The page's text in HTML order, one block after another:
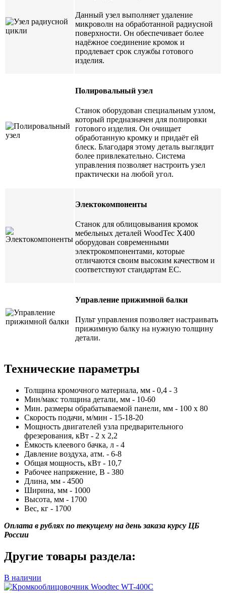
Данный узел выполняет удаление
микроволн на обработанной радиусной
поверхности. Он обеспечивает более
надёжное соединение кромок и
продлевает срок службы готового
изделия.
Полировальный узел
Станок оборудован специальным узлом,
который предназначен для полировки
готового изделия. Он очищает
обработанную кромку и придаёт ей
блеск. Благодаря этому деталь выглядит
более привлекательно. Система
управления позволяет настроить узел
практически на любой угол.
Электокомпоненты
Станок для облицовывания кромок
мебельных деталей WoodTec X400
оборудован современными
электрокомпонентами, которые
отличаются своим высоким качеством и
соответствуют стандартам EC.
Управление прижимной балки
Пульт управления позволяет настраивать
прижимную балку на нужную толщину
детали.
Технические параметры
Толщина кромочного материала, мм - 0,4 - 3
Мин/макс толщина детали, мм - 10-60
Мин. размеры обрабатываемой панели, мм - 100 х 80
Скорость подачи, м/мин - 15-18-20
Мощность двигателей узла предварительного
фрезерования, кВт - 2 х 2,2
Ёмкость клеевого бачка, л - 4
Давление воздуха, атм. - 6-8
Общая мощность, кВт - 10,7
Рабочее напряжение, В - 380
Длина, мм - 4500
Ширина, мм - 1000
Высота, мм - 1700
Вес, кг - 1700
Оплата в рублях по текущему на день заказа курсу ЦБ
России
Другие товары раздела:
В наличии